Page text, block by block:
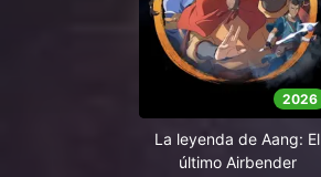
2026
La leyenda de Aang: El
último Airbender